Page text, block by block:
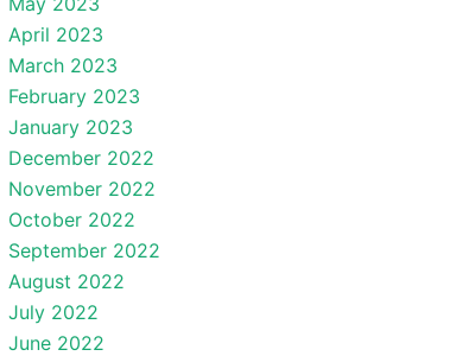
April 2023
March 2023
February 2023
January 2023
December 2022
November 2022
October 2022
September 2022
August 2022
July 2022
June 2022